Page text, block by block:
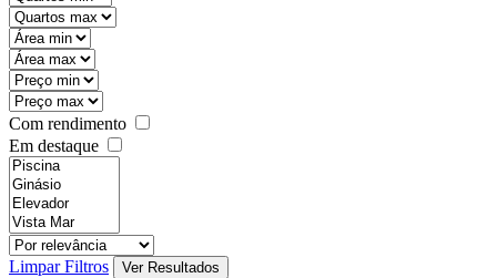
Com rendimento
Em destaque
Limpar Filtros Ver Resultados